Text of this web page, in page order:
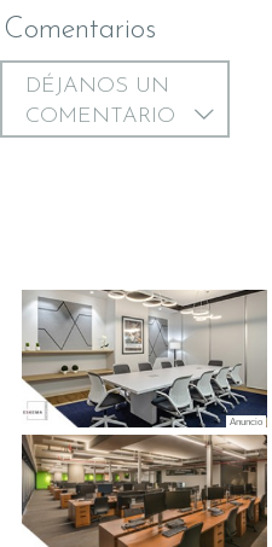
Comentarios
DÉJANOS UN
COMENTARIO